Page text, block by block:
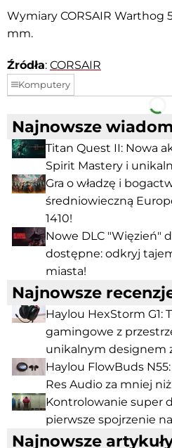
Wymiary CORSAIR Warthog
mm.
Źródła: CORSAIR
Komputery
Facebook
Najnowsze
Titan Quest II: Nowa
Spirit Mastery i
Gra o władzę i
średniowieczną
1410!
Nowe DLC "Więzień"
dostępne: odkryj
miasta!
Najnowsze
Haylou HexStorm G1:
gamingowe z
unikalnym designem
Haylou FlowBuds
Res Audio za mniej
Kontrolowanie super
pierwsze spojrzenie
Najnowsze